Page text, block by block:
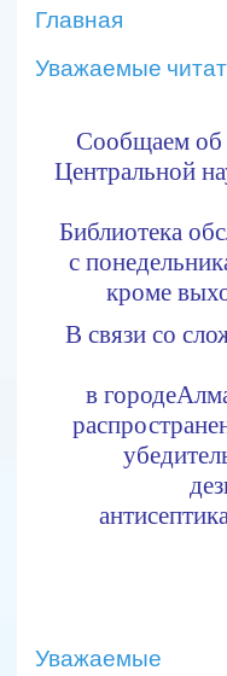
Главная
Уважаемые
Сообщаем об
Центральной
Библиотека
с
кроме
В связи со
в городе
Уважаемые